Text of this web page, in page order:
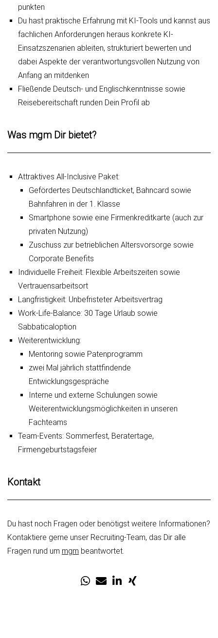
punkten
Du hast praktische Erfahrung mit KI-Tools und kannst aus
fachlichen Anforderungen heraus konkrete KI-
Einsatzszenarien ableiten, strukturiert bewerten und
dabei Aspekte der verantwortungsvollen Nutzung von
Anfang an mitdenken
Fließende Deutsch- und Englischkenntnisse sowie
Reisebereitschaft runden Dein Profil ab
Was mgm Dir bietet?
Attraktives All-Inclusive Paket:
Gefördertes Deutschlandticket, Bahncard sowie
Bahnfahren in der 1. Klasse
Smartphone sowie eine Firmenkreditkarte (auch zur
privaten Nutzung)
Zuschuss zur betrieblichen Altersvorsorge sowie
Corporate Benefits
Individuelle Freiheit: Flexible Arbeitszeiten sowie
Vertrauensarbeitsort
Langfristigkeit: Unbefristeter Arbeitsvertrag
Work-Life-Balance: 30 Tage Urlaub sowie
Sabbaticaloption
Weiterentwicklung:
Mentoring sowie Patenprogramm
zwei Mal jährlich stattfindende
Entwicklungsgespräche
Interne und externe Schulungen sowie
Weiterentwicklungsmöglichkeiten in unseren
Fachteams
Team-Events: Sommerfest, Beratertage,
Firmengeburtstagsfeier
Kontakt
Du hast noch Fragen oder benötigst weitere Informationen?
Kontaktiere gerne unser Recruiting-Team, das Dir alle
Fragen rund um mgm beantwortet.